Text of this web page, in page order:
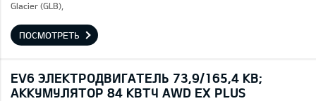
Glacier (GLB),
ПОСМОТРЕТЬ
EV6 ЭЛЕКТРОДВИГАТЕЛЬ 73,9/165,4 КВ;
AККУМУЛЯТОР 84 КВТЧ AWD EX PLUS